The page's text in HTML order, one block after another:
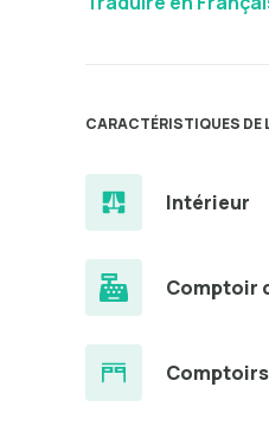
CARACTÉRISTIQUES DE
Intérieur
Comptoir
Comptoirs